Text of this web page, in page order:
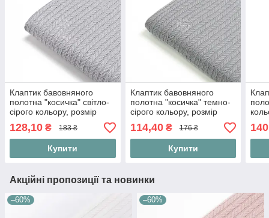
Клаптик бавовняного
полотна "косичка" світло-
сірого кольору, розмір
45*230 см
128,10 ₴ 183 ₴
Купити
Клаптик бавовняного
полотна "косичка" темно-
сірого кольору, розмір
45*230 см
114,40₴ 176 ₴
Купити
Акційні пропозиції та новинки
–60% –60%